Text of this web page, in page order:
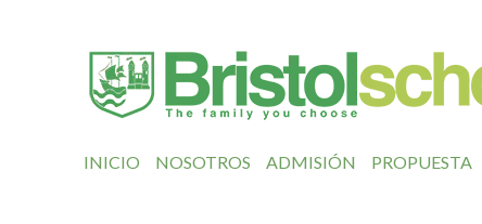
INICIO NOSOTROS ADMISIÓN PROPUESTA